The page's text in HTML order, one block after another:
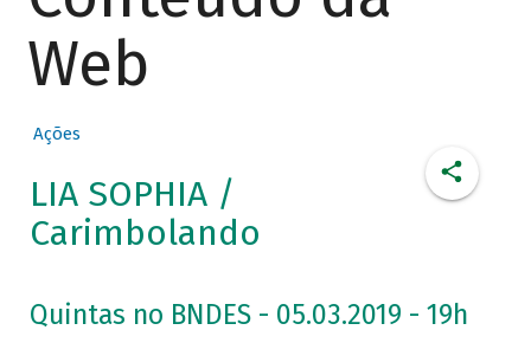
Web
Ações
LIA SOPHIA /
Carimbolando
Quintas no BNDES - 05.03.2019 - 19h